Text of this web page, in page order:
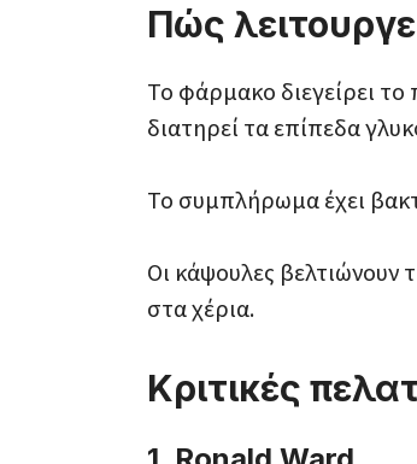
Πώς
Το φάρμακο διεγείρει
διατηρεί τα επίπεδα
Το συμπλήρωμα έχει
Οι κάψουλες βελτιώνουν
στα χέρια.
Κριτικές